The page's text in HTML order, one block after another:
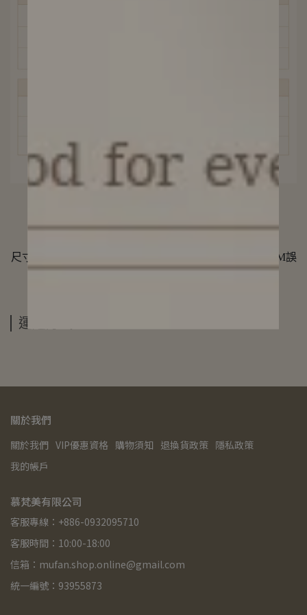
尺寸單位為公分(CM)，因手工測量方式不同，存在1-3CM誤
差，屬於合理範圍，敬請見諒！
運送方式
關於我們
關於我們 VIP優惠資格 購物須知 退換貨政策 隱私政策
我的帳戶
慕梵美有限公司
客服專線：+886-0932095710
客服時間：10:00-18:00
信箱：mufan.shop.online@gmail.com
統一編號：93955873